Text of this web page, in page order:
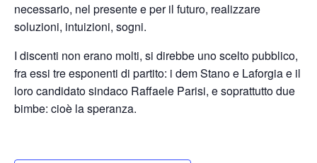
necessario, nel presente e per il futuro, realizzare
soluzioni, intuizioni, sogni.
I discenti non erano molti, si direbbe uno scelto pubblico,
fra essi tre esponenti di partito: i dem Stano e Laforgia e il
loro candidato sindaco Raffaele Parisi, e soprattutto due
bimbe: cioè la speranza.